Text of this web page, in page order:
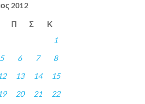
2012
Π Σ Κ
1
5 6 7
8
12 13 14
15
19 20 21
22